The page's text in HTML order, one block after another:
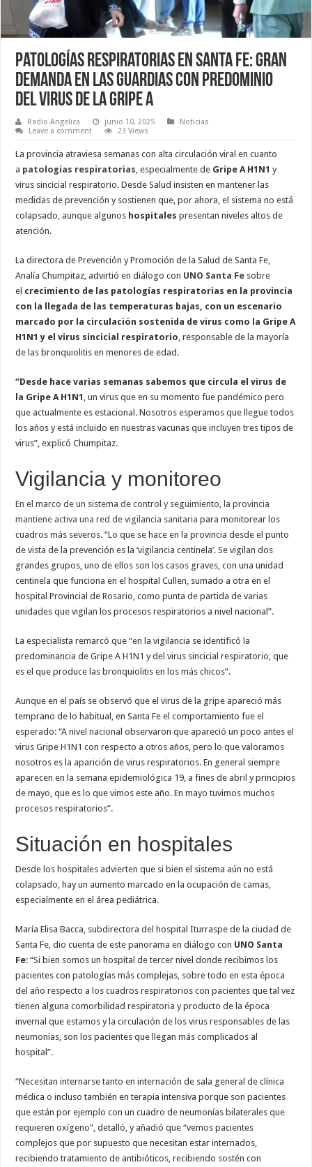
Patologías respiratorias en Santa Fe: gran
demanda en las guardias con predominio
del virus de la Gripe A
Radio Angelica junio 10, 2025
Noticias
Leave a comment
23 Views
La provincia atraviesa semanas con alta circulación viral en cuanto
a patologías respiratorias , especialmente de Gripe A H1N1 y
virus sincicial respiratorio. Desde Salud insisten en mantener las
medidas de prevención y sostienen que, por ahora, el sistema no está
colapsado, aunque algunos hospitales presentan niveles altos de
atención.
La directora de Prevención y Promoción de la Salud de Santa Fe,
Analía Chumpitaz, advirtió en diálogo con UNO Santa Fe sobre
el crecimiento de las patologías respiratorias en la provincia
con la llegada de las temperaturas bajas, con un escenario
marcado por la circulación sostenida de virus como la Gripe A
H1N1 y el virus sincicial respiratorio , responsable de la mayoría
de las bronquiolitis en menores de edad.
“Desde hace varias semanas sabemos que circula el virus de
la Gripe A H1N1 , un virus que en su momento fue pandémico pero
que actualmente es estacional. Nosotros esperamos que llegue todos
los años y está incluido en nuestras vacunas que incluyen tres tipos de
virus”, explicó Chumpitaz.
Vigilancia y monitoreo
En el marco de un sistema de control y seguimiento, la provincia
mantiene activa una red de vigilancia sanitaria para monitorear los
cuadros más severos. “Lo que se hace en la provincia desde el punto
de vista de la prevención es la ‘vigilancia centinela’. Se vigilan dos
grandes grupos, uno de ellos son los casos graves, con una unidad
centinela que funciona en el hospital Cullen, sumado a otra en el
hospital Provincial de Rosario, como punta de partida de varias
unidades que vigilan los procesos respiratorios a nivel nacional”.
La especialista remarcó que “en la vigilancia se identificó la
predominancia de Gripe A H1N1 y del virus sincicial respiratorio, que
es el que produce las bronquiolitis en los más chicos”.
Aunque en el país se observó que el virus de la gripe apareció más
temprano de lo habitual, en Santa Fe el comportamiento fue el
esperado: “A nivel nacional observaron que apareció un poco antes el
virus Gripe H1N1 con respecto a otros años, pero lo que valoramos
nosotros es la aparición de virus respiratorios. En general siempre
aparecen en la semana epidemiológica 19, a fines de abril y principios
de mayo, que es lo que vimos este año. En mayo tuvimos muchos
procesos respiratorios”.
Situación en hospitales
Desde los hospitales advierten que si bien el sistema aún no está
colapsado, hay un aumento marcado en la ocupación de camas,
especialmente en el área pediátrica.
María Elisa Bacca, subdirectora del hospital Iturraspe de la ciudad de
Santa Fe, dio cuenta de este panorama en diálogo con UNO Santa
Fe: “Si bien somos un hospital de tercer nivel donde recibimos los
pacientes con patologías más complejas, sobre todo en esta época
del año respecto a los cuadros respiratorios con pacientes que tal vez
tienen alguna comorbilidad respiratoria y producto de la época
invernal que estamos y la circulación de los virus responsables de las
neumonías, son los pacientes que llegan más complicados al
hospital”.
“Necesitan internarse tanto en internación de sala general de clínica
médica o incluso también en terapia intensiva porque son pacientes
que están por ejemplo con un cuadro de neumonías bilaterales que
requieren oxígeno”, detalló, y añadió que “vemos pacientes
complejos que por supuesto que necesitan estar internados,
recibiendo tratamiento de antibióticos, recibiendo sostén con